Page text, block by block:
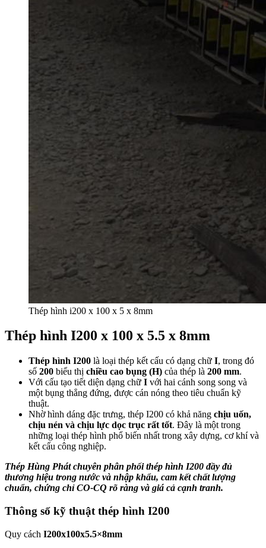
Thép hình i200 x 100 x 5 x 8mm
Thép hình I200 x 100 x 5.5 x 8mm
Thép hình I200 là loại thép kết cấu có dạng chữ I, trong đó
số 200 biểu thị chiều cao bụng (H) của thép là 200 mm.
Với cấu tạo tiết diện dạng chữ I với hai cánh song song và
một bụng thẳng đứng, được cán nóng theo tiêu chuẩn kỹ
thuật.
Nhờ hình dáng đặc trưng, thép I200 có khả năng chịu uốn,
chịu nén và chịu lực dọc trục rất tốt. Đây là một trong
những loại thép hình phổ biến nhất trong xây dựng, cơ khí và
kết cấu công nghiệp.
Thép Hùng Phát chuyên phân phối thép hình I200 đầy đủ
thương hiệu trong nước và nhập khẩu, cam kết chất lượng
chuẩn, chứng chỉ CO-CQ rõ ràng và giá cả cạnh tranh.
Thông số kỹ thuật thép hình I200
Quy cách I200x100x5.5×8mm